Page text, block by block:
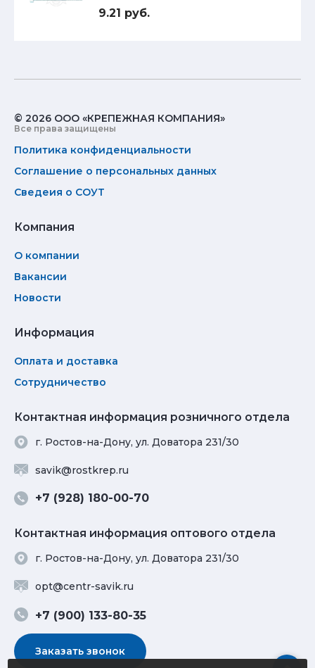
9.21 руб.
© 2026 ООО «КРЕПЕЖНАЯ КОМПАНИЯ»
Все права защищены
Политика конфиденциальности
Соглашение о персональных данных
Сведеия о СОУТ
Компания
О компании
Вакансии
Новости
Информация
Оплата и доставка
Сотрудничество
Контактная информация розничного отдела
г. Ростов-на-Дону, ул. Доватора 231/30
savik@rostkrep.ru
+7 (928) 180-00-70
Контактная информация оптового отдела
г. Ростов-на-Дону, ул. Доватора 231/30
opt@centr-savik.ru
+7 (900) 133-80-35
Заказать звонок